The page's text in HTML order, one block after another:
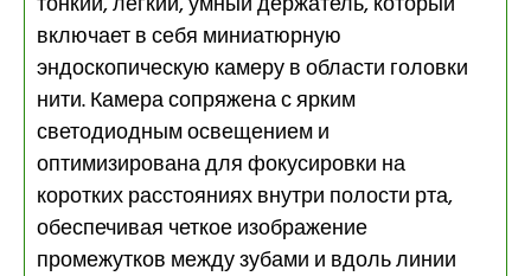
включает в себя миниатюрную
эндоскопическую камеру в области головки
нити. Камера сопряжена с ярким
светодиодным освещением и
оптимизирована для фокусировки на
коротких расстояниях внутри полости рта,
обеспечивая четкое изображение
промежутков между зубами и вдоль линии